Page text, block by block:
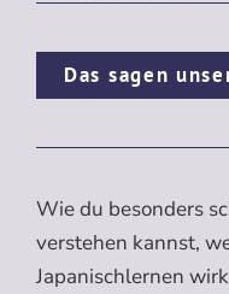
Das sagen
Wie du besonders
verstehen kannst,
Japanischlernen